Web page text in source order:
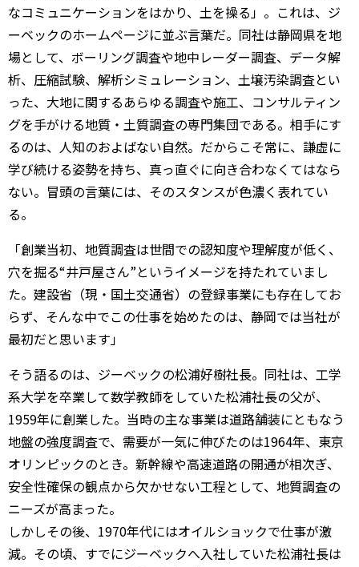
なコミュニケーションをはかり、土を操る」。これは、ジ
ーベックのホームページに並ぶ言葉だ。同社は静岡県を地
場として、ボーリング調査や地中レーダー調査、データ解
析、圧縮試験、解析シミュレーション、土壌汚染調査とい
った、大地に関するあらゆる調査や施工、コンサルティン
グを手がける地質・土質調査の専門集団である。相手にす
るのは、人知のおよばない自然。だからこそ常に、謙虚に
学び続ける姿勢を持ち、真っ直ぐに向き合わなくてはなら
ない。冒頭の言葉には、そのスタンスが色濃く表れてい
る。
「創業当初、地質調査は世間での認知度や理解度が低く、
穴を掘る“井戸屋さん”というイメージを持たれていまし
た。建設省（現・国土交通省）の登録事業にも存在してお
らず、そんな中でこの仕事を始めたのは、静岡では当社が
最初だと思います」
そう語るのは、ジーベックの松浦好樹社長。同社は、工学
系大学を卒業して数学教師をしていた松浦社長の父が、
1959年に創業した。当時の主な事業は道路舗装にともなう
地盤の強度調査で、需要が一気に伸びたのは1964年、東京
オリンピックのとき。新幹線や高速道路の開通が相次ぎ、
安全性確保の観点から欠かせない工程として、地質調査の
ニーズが高まった。
しかしその後、1970年代にはオイルショックで仕事が激
減。その頃、すでにジーベックへ入社していた松浦社長は